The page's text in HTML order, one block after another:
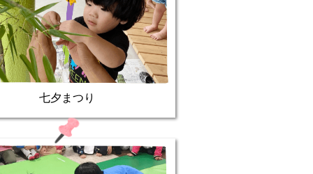
七夕まつり